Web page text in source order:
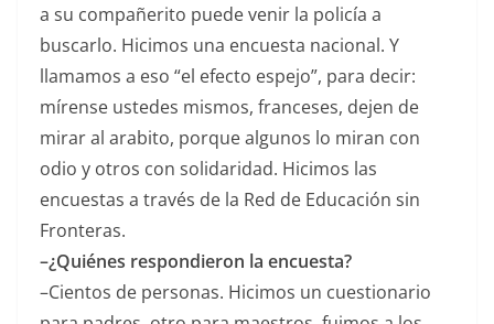
a su compañerito puede venir la policía a
buscarlo. Hicimos una encuesta nacional. Y
llamamos a eso “el efecto espejo”, para decir:
mírense ustedes mismos, franceses, dejen de
mirar al arabito, porque algunos lo miran con
odio y otros con solidaridad. Hicimos las
encuestas a través de la Red de Educación sin
Fronteras.
–¿Quiénes respondieron la encuesta?
–Cientos de personas. Hicimos un cuestionario